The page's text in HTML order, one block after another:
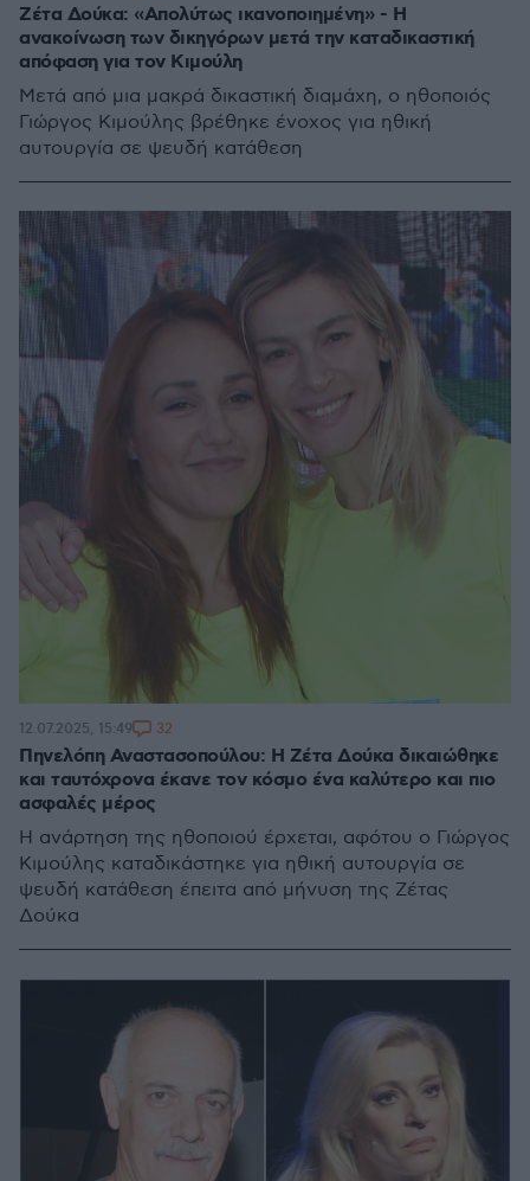
Ζέτα Δούκα: «Απολύτως ικανοποιημένη» - Η
ανακοίνωση των δικηγόρων μετά την καταδικαστική
απόφαση για τον Κιμούλη
Μετά από μια μακρά δικαστική διαμάχη, ο ηθοποιός
Γιώργος Κιμούλης βρέθηκε ένοχος για ηθική
αυτουργία σε ψευδή κατάθεση
Πηνελόπη Αναστασοπούλου: Η Ζέτα Δούκα δικαιώθηκε
και ταυτόχρονα έκανε τον κόσμο ένα καλύτερο και πιο
ασφαλές μέρος
Η ανάρτηση της ηθοποιού έρχεται, αφότου ο Γιώργος
Κιμούλης καταδικάστηκε για ηθική αυτουργία σε
ψευδή κατάθεση έπειτα από μήνυση της Ζέτας
Δούκα
12.07.2025, 15:49 32